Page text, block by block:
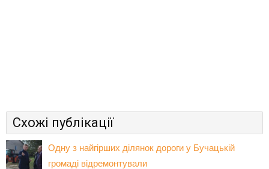
Схожі публікації
Одну з найгірших ділянок дороги у Бучацькій
громаді відремонтували